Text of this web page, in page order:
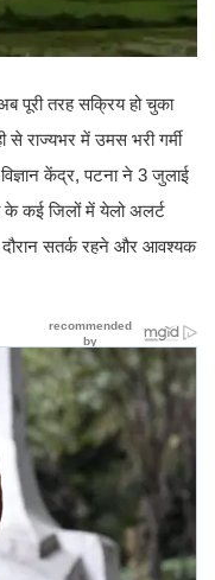
पूरी तरह सक्रिय हो चुका
से राज्यभर में उमस भरी गर्मी
केंद्र, पटना ने 3 जुलाई
के कई जिलों में येलो अलर्ट
दौरान सतर्क रहने और आवश्यक